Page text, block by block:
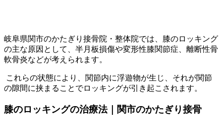
岐阜県関市のかたぎり接骨院・整体院では、膝のロッキング
の主な原因として、半月板損傷や変形性膝関節症、離断性骨
軟骨炎などが考えられます。
これらの状態により、関節内に浮遊物が生じ、それが関節
の隙間に挟まることでロッキングが引き起こされます。
膝のロッキングの治療法｜関市のかたぎり接骨